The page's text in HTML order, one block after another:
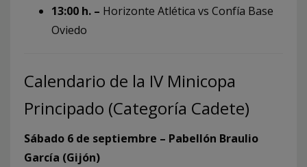
13:00 h. – Horizonte Atlética vs Confía Base
Oviedo
Calendario de la IV Minicopa
Principado (Categoría Cadete)
Sábado 6 de septiembre – Pabellón Braulio
García (Gijón)